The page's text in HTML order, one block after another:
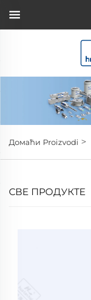
Домаћи Proizvodi >
СВЕ ПРОДУКТЕ